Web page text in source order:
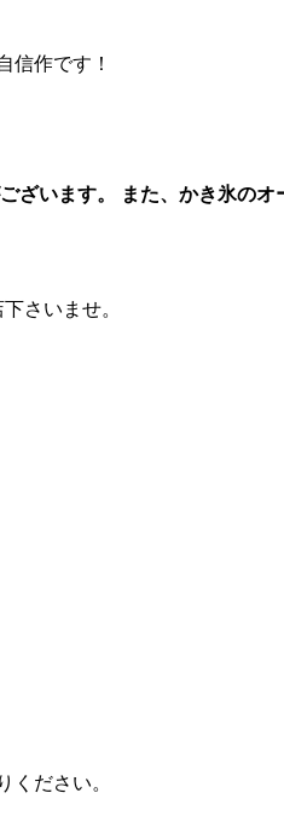
信作です！
います。 また、かき氷の
さいませ。
ださい。